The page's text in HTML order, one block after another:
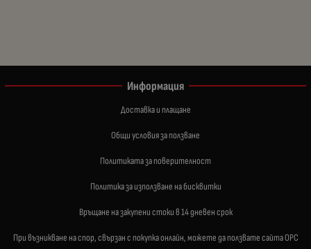
Информация
Доставка и плащане
Общи условия за ползване
Политиката за поверителност
Политика за използване на бисквитки
Връщане на закупени стоки в 14 дневен срок
При възникване на спор, свързан с покупка онлайн, можете да ползвате сайта ОРС